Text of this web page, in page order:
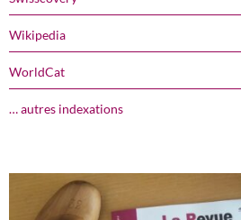
Wikipedia
WorldCat
… autres indexations